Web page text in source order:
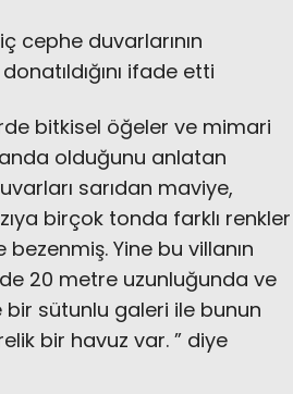
cephe duvarlarının
ifade etti
bitkisel öğeler ve mimari
olduğunu anlatan
sarıdan maviye,
birçok tonda farklı renkler
bezenmiş. Yine bu villanın
20 metre uzunluğunda ve
sütunlu galeri ile bunun
bir havuz var. ” diye